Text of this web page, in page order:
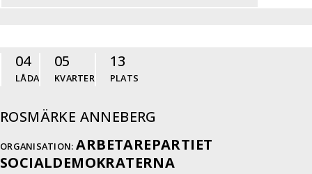
04
LÅDA
05
KVARTER
13
PLATS
ROSMÄRKE ANNEBERG
ORGANISATION: ARBETAREPARTIET
SOCIALDEMOKRATERNA